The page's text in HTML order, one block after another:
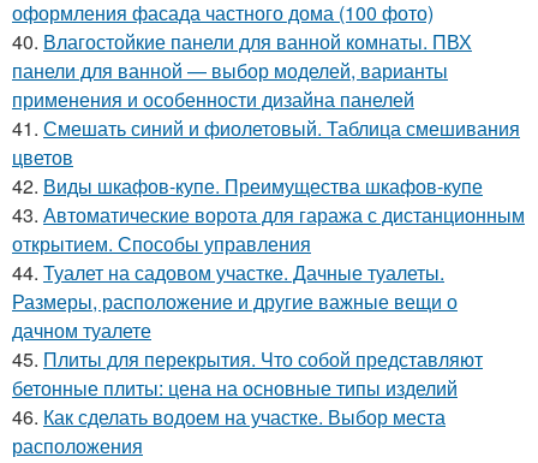
оформления фасада частного дома (100 фото)
40. Влагостойкие панели для ванной комнаты. ПВХ
панели для ванной — выбор моделей, варианты
применения и особенности дизайна панелей
41. Смешать синий и фиолетовый. Таблица смешивания
цветов
42. Виды шкафов-купе. Преимущества шкафов-купе
43. Автоматические ворота для гаража с дистанционным
открытием. Способы управления
44. Туалет на садовом участке. Дачные туалеты.
Размеры, расположение и другие важные вещи о
дачном туалете
45. Плиты для перекрытия. Что собой представляют
бетонные плиты: цена на основные типы изделий
46. Как сделать водоем на участке. Выбор места
расположения